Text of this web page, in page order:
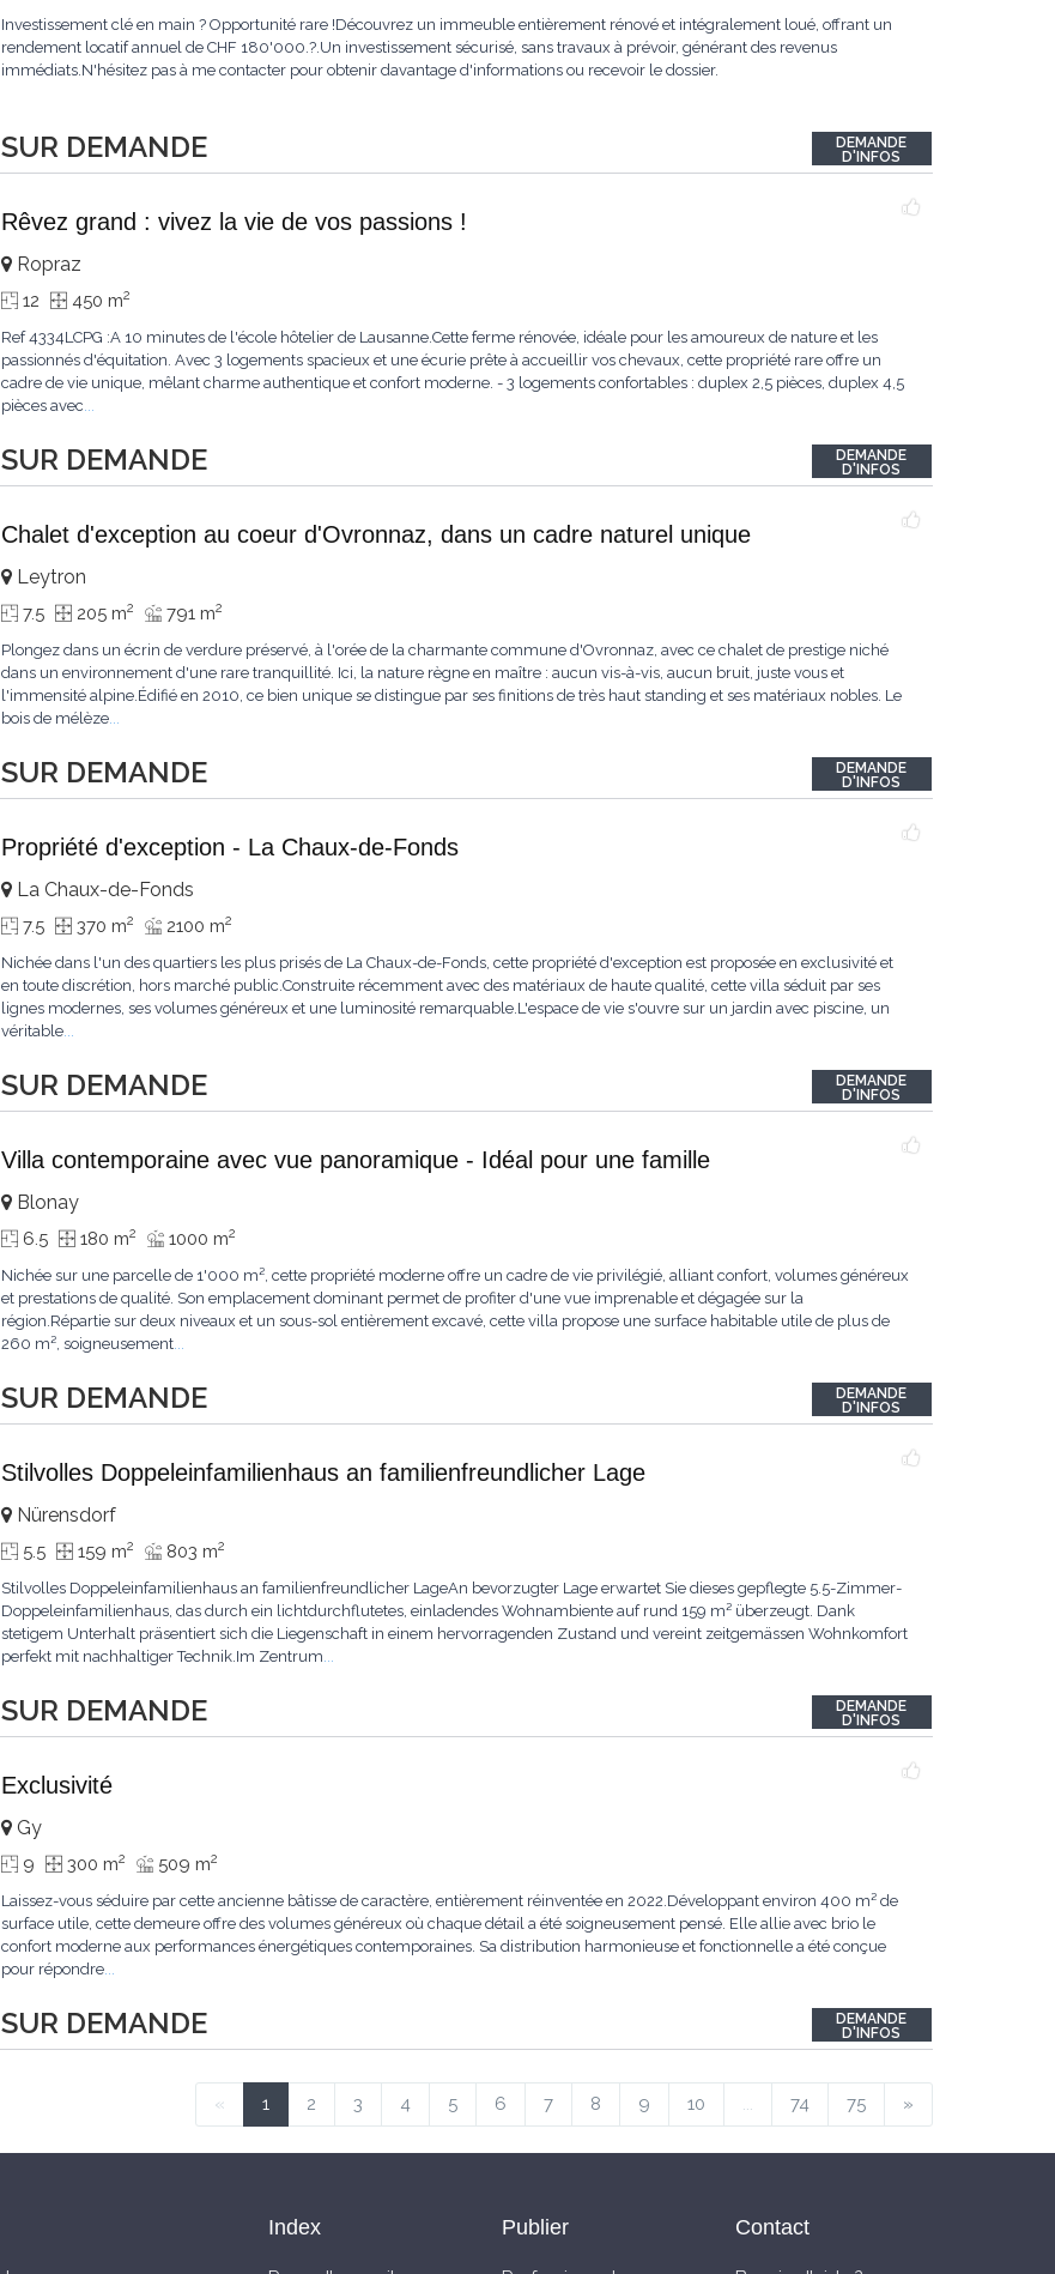
SUR DEMANDE
Investissement clé en main ? Opportunité rare !Découvrez un immeuble entièrement rénové et intégralement loué, offrant un
rendement locatif annuel de CHF 180'000.?.Un investissement sécurisé, sans travaux à prévoir, générant des revenus
immédiats.N'hésitez pas à me contacter pour obtenir davantage d'informations ou recevoir le dossier.
DEMANDE
D'INFOS
Rêvez grand : vivez la vie de vos passions !
SUR DEMANDE
Ropraz
12 450 m2
Ref 4334LCPG :A 10 minutes de l'école hôtelier de Lausanne.Cette ferme rénovée, idéale pour les amoureux de nature et les
passionnés d'équitation. Avec 3 logements spacieux et une écurie prête à accueillir vos chevaux, cette propriété rare offre un
cadre de vie unique, mêlant charme authentique et confort moderne. - 3 logements confortables : duplex 2,5 pièces, duplex 4,5
pièces avec...
DEMANDE
D'INFOS
Chalet d'exception au coeur d'Ovronnaz, dans un cadre naturel unique
SUR DEMANDE
Leytron
7.5 205 m2 791 m2
Plongez dans un écrin de verdure préservé, à l'orée de la charmante commune d'Ovronnaz, avec ce chalet de prestige niché
dans un environnement d'une rare tranquillité. Ici, la nature règne en maître : aucun vis-à-vis, aucun bruit, juste vous et
l'immensité alpine.Édifié en 2010, ce bien unique se distingue par ses finitions de très haut standing et ses matériaux nobles. Le
bois de mélèze...
DEMANDE
D'INFOS
Propriété d'exception - La Chaux-de-Fonds
SUR DEMANDE
La Chaux-de-Fonds
7.5 370 m2 2100 m2
Nichée dans l'un des quartiers les plus prisés de La Chaux-de-Fonds, cette propriété d'exception est proposée en exclusivité et
en toute discrétion, hors marché public.Construite récemment avec des matériaux de haute qualité, cette villa séduit par ses
lignes modernes, ses volumes généreux et une luminosité remarquable.L'espace de vie s'ouvre sur un jardin avec piscine, un
véritable...
DEMANDE
D'INFOS
Villa contemporaine avec vue panoramique - Idéal pour une famille
SUR DEMANDE
Blonay
6.5 180 m2 1000 m2
Nichée sur une parcelle de 1'000 m², cette propriété moderne offre un cadre de vie privilégié, alliant confort, volumes généreux
et prestations de qualité. Son emplacement dominant permet de profiter d'une vue imprenable et dégagée sur la
région.Répartie sur deux niveaux et un sous-sol entièrement excavé, cette villa propose une surface habitable utile de plus de
260 m², soigneusement...
DEMANDE
D'INFOS
Stilvolles Doppeleinfamilienhaus an familienfreundlicher Lage
SUR DEMANDE
Nürensdorf
5.5 159 m2 803 m2
Stilvolles Doppeleinfamilienhaus an familienfreundlicher LageAn bevorzugter Lage erwartet Sie dieses gepflegte 5.5-Zimmer-
Doppeleinfamilienhaus, das durch ein lichtdurchflutetes, einladendes Wohnambiente auf rund 159 m² überzeugt. Dank
stetigem Unterhalt präsentiert sich die Liegenschaft in einem hervorragenden Zustand und vereint zeitgemässen Wohnkomfort
perfekt mit nachhaltiger Technik.Im Zentrum...
DEMANDE
D'INFOS
Exclusivité
SUR DEMANDE
Gy
9 300 m2 509 m2
Laissez-vous séduire par cette ancienne bâtisse de caractère, entièrement réinventée en 2022.Développant environ 400 m² de
surface utile, cette demeure offre des volumes généreux où chaque détail a été soigneusement pensé. Elle allie avec brio le
confort moderne aux performances énergétiques contemporaines. Sa distribution harmonieuse et fonctionnelle a été conçue
pour répondre...
DEMANDE
D'INFOS
« 1 2 3 4 5 6 7 8 9 10 ... 74 75 »
Index Publier Contact